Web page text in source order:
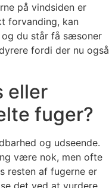
på vindsiden er
forvanding, kan
du står få sæsoner
fordi der nu også
eller
fuger?
og udseende.
være nok, men ofte
resten af fugerne er
det ved at vurdere